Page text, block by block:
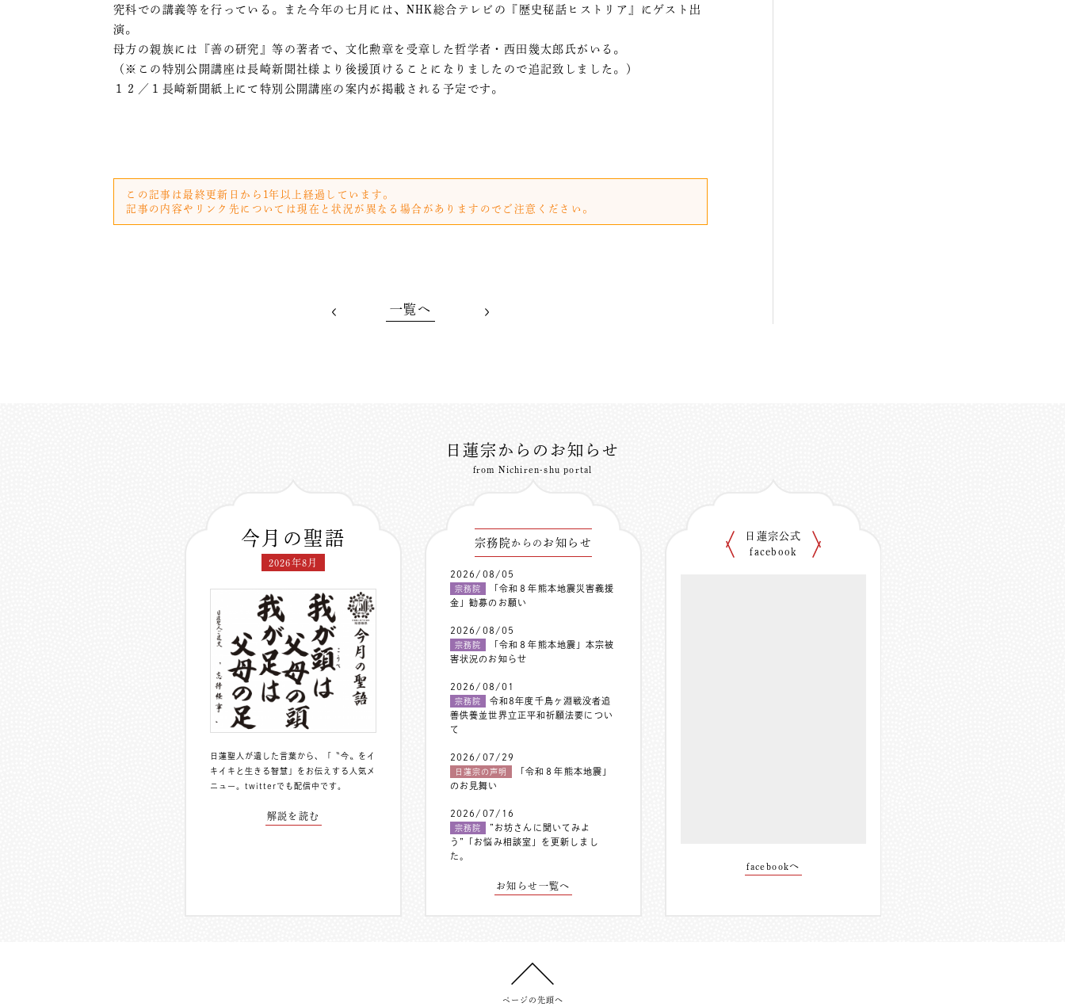
究科での講義等を行っている。また今年の七月には、NHK総合テレビの『歴史秘話ヒストリア』にゲスト出
演。
母方の親族には『善の研究』等の著者で、文化勲章を受章した哲学者・西田幾太郎氏がいる。
（※この特別公開講座は長崎新聞社様より後援頂けることになりましたので追記致しました。）
１２／１長崎新聞紙上にて特別公開講座の案内が掲載される予定です。
この記事は最終更新日から1年以上経過しています。
記事の内容やリンク先については現在と状況が異なる場合がありますのでご注意ください。
一覧へ
日蓮宗からのお知らせ
from Nichiren-shu portal
今月の聖語
2026年8月
日蓮聖人が遺した言葉から、「〝今〟をイ
キイキと生きる智慧」をお伝えする人気メ
ニュー。 twitterでも配信中 です。
解説を読む
宗務院からの お知らせ
2026/08/05
宗務院
「令和８年熊本地震災害義援
金」勧募のお願い
2026/08/05
宗務院
「令和８年熊本地震」本宗被
害状況のお知らせ
2026/08/01
宗務院
令和8年度千鳥ヶ淵戦没者追
善供養並世界立正平和祈願法要につい
て
2026/07/29
日蓮宗の声明
「令和８年熊本地震」
のお見舞い
2026/07/16
宗務院
”お坊さんに聞いてみよ
う”「お悩み相談室」を更新しまし
た。
お知らせ一覧へ
日蓮宗公式
facebook
facebookへ
ページの先頭へ